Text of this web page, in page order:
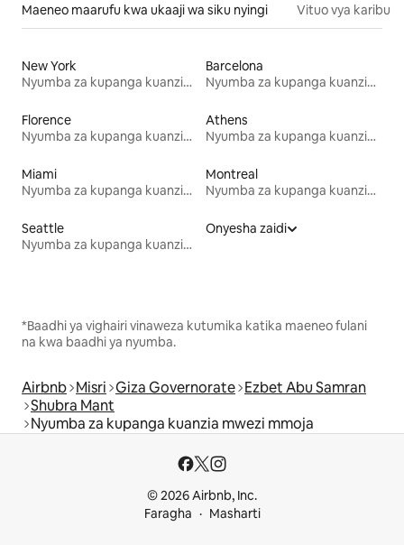
Maeneo maarufu kwa ukaaji wa siku nyingi Vituo vya karibu
New York
Nyumba za kupanga kuanzia mwezi mmoja
Barcelona
Nyumba za kupanga kuanzia mwezi mmoja
Florence
Nyumba za kupanga kuanzia mwezi mmoja
Athens
Nyumba za kupanga kuanzia mwezi mmoja
Miami
Nyumba za kupanga kuanzia mwezi mmoja
Montreal
Nyumba za kupanga kuanzia mwezi mmoja
Seattle
Nyumba za kupanga kuanzia mwezi mmoja
Onyesha zaidi
*Baadhi ya vighairi vinaweza kutumika katika maeneo fulani
na kwa baadhi ya nyumba.
Airbnb Misri Giza Governorate Ezbet Abu Samran
Shubra Mant
Nyumba za kupanga kuanzia mwezi mmoja
© 2026 Airbnb, Inc.
Faragha
Masharti